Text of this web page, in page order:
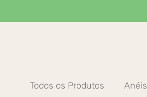
Todos os Produtos Anéis